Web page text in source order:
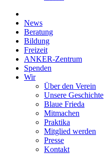
News
Beratung
Bildung
Freizeit
ANKER-Zentrum
Spenden
Wir
Über den Verein
Unsere Geschichte
Blaue Frieda
Mitmachen
Praktika
Mitglied werden
Presse
Kontakt